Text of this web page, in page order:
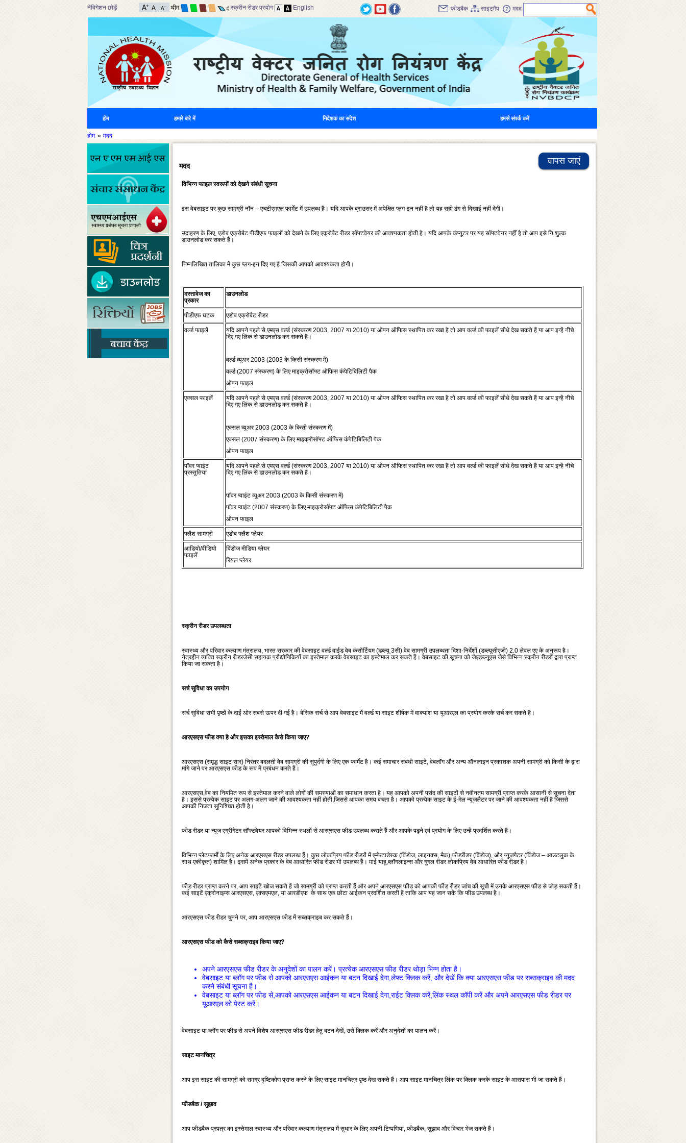
नेविगेशन छोड़ें थीम स्क्रीन रीडर प्रयोग English फीडबैक साइटमैप मदद
होम हमारे बारे में निदेशक का संदेश हमसे संपर्क करें
होम» मदद
मदद वापस जाएं
विभिन्‍न फाइल स्‍वरूपों को देखने संबंधी सूचना
इस वेबसाइट पर कुछ सामग्री नॉन – एचटीएमएल फार्मेट में उपलब्‍ध हैं। यदि आपके ब्राउसर में अपेक्षित प्‍लग-इन नहीं है तो यह सही ढंग से दिखाई नहीं देगी।
उदाहरण के लिए, एडोब एक्रोबैट पीडीएफ फाइलों को देखने के लिए एक्रोबैट रीडर सॉफ्टवेयर की आवश्‍यकता होती है। यदि आपके कंप्‍यूटर पर यह सॉफ्टवेयर नहीं है तो आप इसे नि:शुल्‍क
डाउनलोड कर सकते हैं।
निम्‍नलिखित तालिका में कुछ प्‍लग-इन दिए गए हैं जिसकी आपको आवश्‍यकता होगी।
दस्‍तावेज का
प्रकार
डाउनलोड
पीडीएफ घटक एडोब एक्रोबैट रीडर
वर्ल्‍ड फाइलें
यदि आपने पहले से एमएस वर्ल्‍ड (संस्‍करण 2003, 2007 या 2010) या ओपन ऑफिस स्‍थापित कर रखा है तो आप वर्ल्‍ड की फाइलें सीधे देख सकते हैं या आप इन्‍हें नीचे
दिए गए लिंक से डाउनलोड कर सकते हैं।
वर्ल्‍ड व्‍यूअर 2003 (2003 के किसी संस्‍करण में)
वर्ल्‍ड (2007 संस्‍करण) के लिए माइक्रोसॉफ्ट ऑफिस कंपेटिबिलिटी पैक
ओपन फाइल
एक्‍सल फाइलें
यदि आपने पहले से एमएस वर्ल्‍ड (संस्‍करण 2003, 2007 या 2010) या ओपन ऑफिस स्‍थापित कर रखा है तो आप वर्ल्‍ड की फाइलें सीधे देख सकते हैं या आप इन्‍हें नीचे
दिए गए लिंक से डाउनलोड कर सकते हैं।
एक्‍सल व्‍यूअर 2003 (2003 के किसी संस्‍करण में)
एक्‍सल (2007 संस्‍करण) के लिए माइक्रोसॉफ्ट ऑफिस कंपेटिबिलिटी पैक
ओपन फाइल
पॉवर प्‍वाइंट
प्रस्‍तुतियां
यदि आपने पहले से एमएस वर्ल्‍ड (संस्‍करण 2003, 2007 या 2010) या ओपन ऑफिस स्‍थापित कर रखा है तो आप वर्ल्‍ड की फाइलें सीधे देख सकते हैं या आप इन्‍हें नीचे
दिए गए लिंक से डाउनलोड कर सकते हैं।
पॉवर प्‍वाइंट व्‍यूअर 2003 (2003 के किसी संस्‍करण में)
पॉवर प्‍वाइंट (2007 संस्‍करण) के लिए माइक्रोसॉफ्ट ऑफिस कंपेटिबिलिटी पैक
ओपन फाइल
फ्लैश सामग्री एडोब फ्लैश प्‍लेयर
आडियो/वीडियो
फाइलें
विंडोज मीडिया प्‍लेयर
रियल प्‍लेयर
स्‍क्रीन रीडर उपलब्‍धता
स्‍वास्‍थ्‍य और परिवार कल्‍याण मंत्रालय, भारत सरकार की वेबसाइट वर्ल्‍ड वाईड वेब कंसोर्टियम (डब्‍ल्‍यू 3सी) वेब सामग्री उपलब्‍धता दिशा-निर्देशों (डब्‍ल्‍यूसीएजी) 2.0 लेवल एए के अनुरूप है।
नेत्रहीन व्‍यक्‍ति स्‍क्रीन रीडरजेसी सहायक प्रौद्योगिकियों का इस्‍तेमाल करके वेबसाइट का इस्‍तेमाल कर सकते हैं। वेबसाइट की सूचना को जेएडब्‍ल्‍यूएस जैसे विभिन्‍न स्‍क्रीन रीडरों द्वारा प्राप्‍त
किया जा सकता है।
सर्च सुविधा का उपयोग
सर्च सुविधा सभी पृष्‍ठों के दाईं ओर सबसे ऊपर दी गई है। बेसिक सर्च से आप वेबसाइट में वर्ल्‍ड या साइट शीर्षक में वाक्‍यांश या यूआरएल का प्रयोग करके सर्च कर सकते हैं।
आरएसएस फीड क्‍या है और इसका इस्‍तेमाल कैसे किया जाए?
आरएसएस (समृद्ध साइट सार) निरंतर बदलती वेब सामग्री की सुपुर्दगी के लिए एक फार्मेट है। कई समाचार संबंधी साइटें, वेबलॉग और अन्‍य ऑनलाइन प्रकाशक अपनी सामग्री को किसी के द्वारा
मांगे जाने पर आरएसएस फीड के रूप में प्रबंधन करते हैं।
आरएसएस,वेब का नियमित रूप से इस्‍तेमाल करने वाले लोगों की समस्‍याओं का समाधान करता है। यह आपको अपनी पसंद की साइटों से नवीनतम सामग्री प्राप्‍त करके आसानी से सूचना देता
है। इससे प्रत्‍येक साइट पर अलग-अलग जाने की आवश्‍यकता नहीं होती,जिससे आपका समय बचता है। आपको प्रत्‍येक साइट के ई-मेल न्‍यूजलैटर पर जाने की आवश्‍यकता नहीं है जिससे
आपकी निजता सुनिश्‍चित होती है।
फीड रीडर या न्‍यूज एग्रीगेटर सॉफ्टवेयर आपको विभिन्‍न स्‍थलों से आरएसएस फीड उपलब्‍ध कराते हैं और आपके पढ़ने एवं प्रयोग के लिए उन्‍हें प्रदर्शित करते हैं।
विभिन्‍न प्‍लेटफार्मों के लिए अनेक आरएसएस रीडर उपलब्‍ध हैं। कुछ लोकप्रिय फीड रीडरों में एम्‍फेटाडेस्‍क (विंडोज, लाइनक्‍स, मैक),फीडरीडर (विंडोज), और न्‍यूजगैटर (विंडोज – आउटलुक के
साथ एकीकृत) शामिल है। इसमें अनेक प्रकार के वेब आधारित फीड रीडर भी उपलब्‍ध हैं। माई याहू,ब्‍लॉगलाइन्‍स और गुगल रीडर लोकप्रिय वेब आधारित फीड रीडर हैं।
फीड रीडर प्राप्‍त करने पर, आप साइटें खोज सकते हैं जो सामग्री को प्राप्‍त करती हैं और अपने आरएसएस फीड को आपकी फीड रीडर जांच की सूची में उनके आरएसएस फीड से जोड़ सकती हैं।
कई साइटें एक्रोनाइम्‍स आरएसएस, एक्‍सएमएल, या आरडीएफ के साथ एक छोटा आईकन प्रदर्शित करती हैं ताकि आप यह जान सकें कि फीड उपलब्‍ध है।
आरएसएस फीड रीडर चुनने पर, आप आरएसएस फीड में सब्सक्राइब कर सकते हैं।
आरएसएस फीड को कैसे सब्‍सक्राइब किया जाए?
अपने आरएसएस फीड रीडर के अनुदेशों का पालन करें। प्रत्‍येक आरएसएस फीड रीडर थोड़ा भिन्‍न होता है।
वेबसाइट या ब्‍लॉग पर फीड से आपको आरएसएस आईकन या बटन दिखाई देगा,लेफ्ट क्‍लिक करें, और देखें कि क्‍या आरएसएस फीड पर सब्‍सक्राइव की मदद
करने संबंधी सूचना है।
वेबसाइट या ब्‍लॉग पर फीड से,आपको आरएसएस आईकन या बटन दिखाई देगा,राईट क्‍लिक करें,लिंक स्‍थल कॉपी करें और अपने आरएसएस फीड रीडर पर
यूआरएल को पेस्‍ट करें।
वेबसाइट या ब्‍लॉग पर फीड से अपने विशेष आरएसएस फीड रीडर हेतु बटन देखें, उसे क्‍लिक करें और अनुदेशों का पालन करें।
साइट मानचित्र
आप इस साइट की सामग्री को समग्र दृष्‍टिकोण प्राप्‍त करने के लिए साइट मानचित्र पृष्‍ठ देख सकते हैं। आप साइट मानचित्र लिंक पर क्‍लिक करके साइट के आसपास भी जा सकते हैं।
फीडबैक / सुझाव
आप फीडबैक प्रपत्र का इस्‍तेमाल स्‍वास्‍थ्‍य और परिवार कल्‍याण मंत्रालय में सुधार के लिए अपनी टिप्‍पणियां, फीडबैक, सुझाव और विचार भेज सकते हैं।